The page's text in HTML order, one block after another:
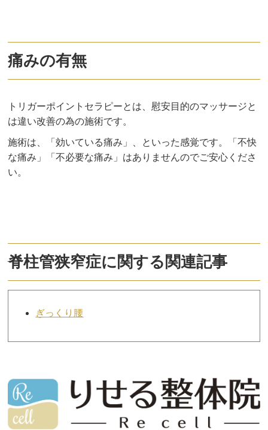
痛みの有無
トリガーポイントセラピーとは、慰安目的のマッサージと
は違い改善の為の施術です。
施術は、「効いている痛み」、といった感覚です。「不快
な痛み」「不必要な痛み」はありませんのでご安心くださ
い。
脊柱管狭窄症に関する関連記事
ぎっくり腰